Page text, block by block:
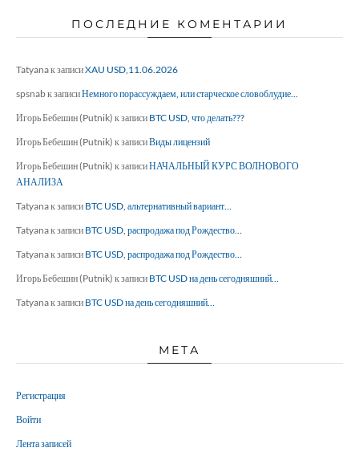
ПОСЛЕДНИЕ КОМЕНТАРИИ
Tatyanaк записиXAU USD,11.06.2026
spsnabк записиНемного порассуждаем, или старческое словоблудие…
Игорь Бебешин (Putnik) к записи BTC USD, что делать???
Игорь Бебешин (Putnik) к записиВиды лицензий
Игорь Бебешин (Putnik) к записиНАЧАЛЬНЫЙ КУРС ВОЛНОВОГО
АНАЛИЗА
Tatyanaк записи BTC USD, альтернативный вариант…
Tatyanaк записи BTC USD, распродажа под Рождество…
Tatyanaк записи BTC USD, распродажа под Рождество…
Игорь Бебешин (Putnik) к записи BTC USD на день сегодняшний…
Tatyanaк записи BTC USD на день сегодняшний…
МЕТА
Регистрация
Войти
Лента записей